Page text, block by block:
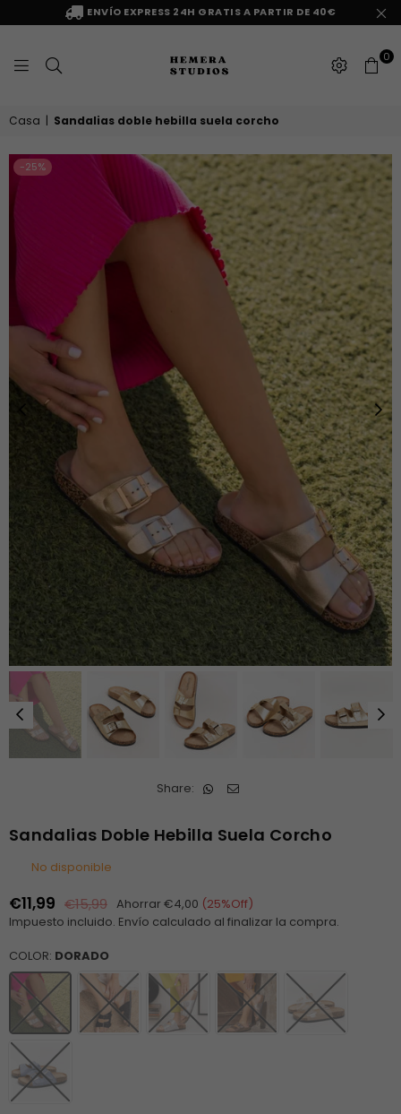
ENVÍO EXPRESS 24H GRATIS A PARTIR DE 40€
HEMERA
STUDIOS
0
Casa | Sandalias doble hebilla suela corcho
-25%
Share:
Sandalias Doble Hebilla Suela Corcho
No disponible
Precio
habitual
€11,99 €15,99 Ahorrar€4,00 (25%Off)
Impuesto incluido. Envío calculado al finalizar la compra.
COLOR: DORADO